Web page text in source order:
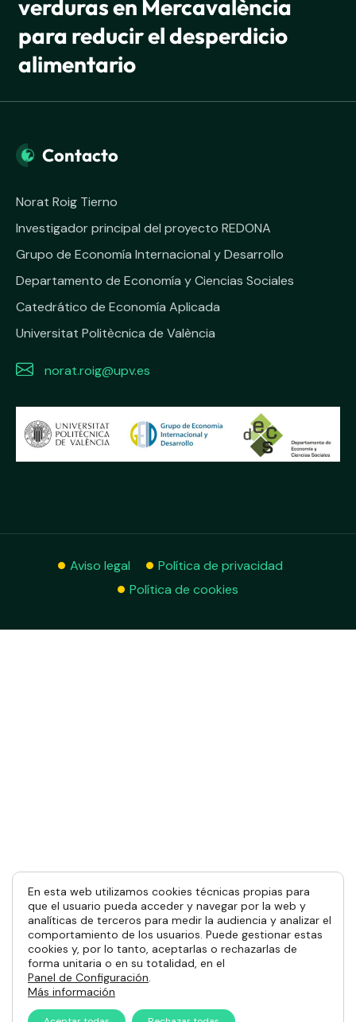
verduras en Mercavalència
para reducir el desperdicio
alimentario
Contacto
Norat Roig Tierno
Investigador principal del proyecto REDONA
Grupo de Economía Internacional y Desarrollo
Departamento de Economía y Ciencias Sociales
Catedrático de Economía Aplicada
Universitat Politècnica de València
norat.roig@upv.es
Aviso legal
Política de privacidad
Política de cookies
En esta web utilizamos cookies técnicas propias para
que el usuario pueda acceder y navegar por la web y
analíticas de terceros para medir la audiencia y analizar el
comportamiento de los usuarios. Puede gestionar estas
cookies y, por lo tanto, aceptarlas o rechazarlas de
forma unitaria o en su totalidad, en el
Panel de Configuración.
Más información